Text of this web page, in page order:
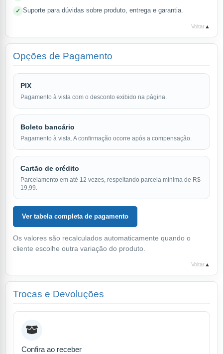
Suporte para dúvidas sobre produto, entrega e garantia.
Voltar ▲
Opções de Pagamento
PIX
Pagamento à vista com o desconto exibido na página.
Boleto bancário
Pagamento à vista. A confirmação ocorre após a compensação.
Cartão de crédito
Parcelamento em até 12 vezes, respeitando parcela mínima de R$
19,99.
Ver tabela completa de pagamento
Os valores são recalculados automaticamente quando o
cliente escolhe outra variação do produto.
Voltar ▲
Trocas e Devoluções
Confira ao receber